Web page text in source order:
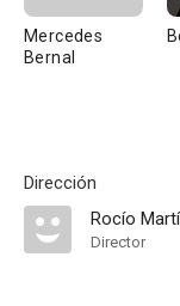
Mercedes
Bernal
Dirección
Rocío
Director